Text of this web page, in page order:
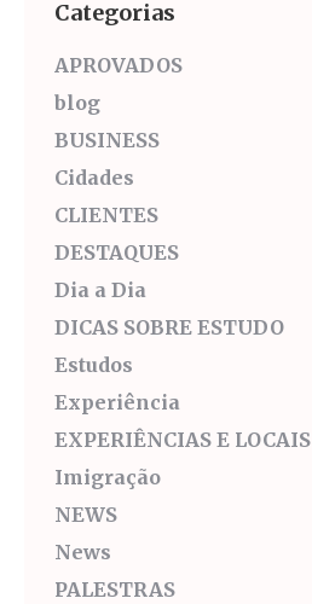
Categorias
APROVADOS
blog
BUSINESS
Cidades
CLIENTES
DESTAQUES
Dia a Dia
DICAS SOBRE ESTUDO
Estudos
Experiência
EXPERIÊNCIAS E LOCAIS
Imigração
NEWS
News
PALESTRAS